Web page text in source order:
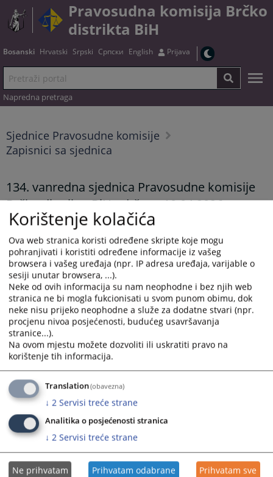
Pravosudna komisija Brčko
distrikta BiH
Bosanski Hrvatski Srpski Српски English Prijava
Napredna pretraga
Sjednice Pravosudne komisije
Zapisnici sa sjednica
134. vanredna sjednica Pravosudne komisije
Brčko distrikta BiH održana 10.04.2026.
godine
13.05.2026.
Zapisnik možete preuzeti OVDJE.
Prikazana vijest je na: Bosanski jezik
Vijest dostupna još na: Српски језик
9PREGLEDA
Korištenje kolačića
Ova web stranica koristi određene skripte koje mogu
pohranjivati i koristiti određene informacije iz vašeg
browsera i vašeg uređaja (npr. IP adresa uređaja, varijable o
sesiji unutar browsera, ...).
Neke od ovih informacija su nam neophodne i bez njih web
stranica ne bi mogla fukcionisati u svom punom obimu, dok
neke nisu prijeko neophodne a služe za dodatne stvari (npr.
procjenu nivoa posjećenosti, budućeg usavršavanja
stranice...).
Na ovom mjestu možete dozvoliti ili uskratiti pravo na
korištenje tih informacija.
Translation(obavezna)
↓ 2 Servisi treće strane
Analitika o posjećenosti stranica
↓ 2 Servisi treće strane
Ne prihvatam Prihvatam odabrane Prihvatam sve